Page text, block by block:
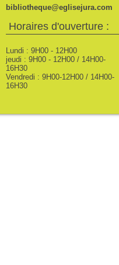
bibliotheque@eglisejura.com
Horaires d'ouverture :
Lundi : 9H00 - 12H00
jeudi : 9H00 - 12H00 / 14H00-
16H30
Vendredi : 9H00-12H00 / 14H00-
16H30